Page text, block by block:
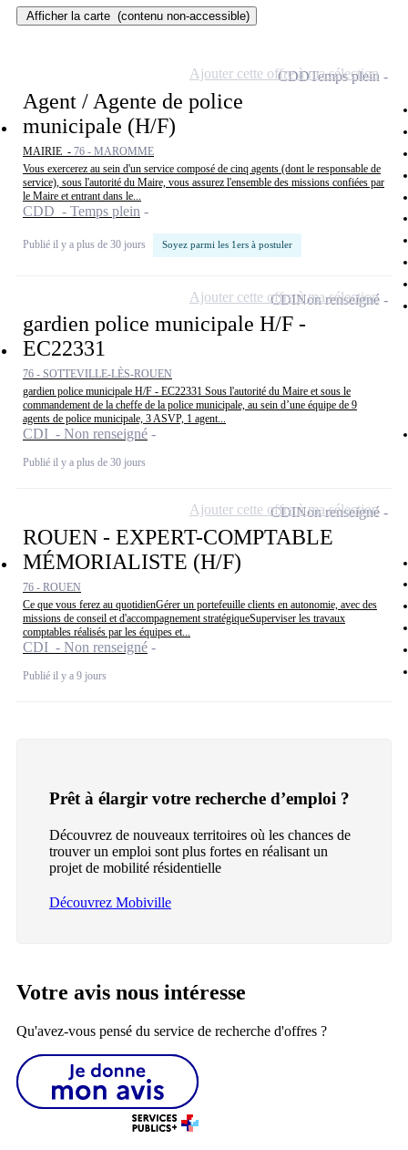
Afficher la carte (contenu non-accessible)
Agent / Agente de police
municipale (H/F)
MAIRIE - 76 - MAROMME
Vous exercerez au sein d'un service composé de cinq agents (dont le responsable de
service), sous l'autorité du Maire, vous assurez l'ensemble des missions confiées par
le Maire et entrant dans le...
CDD - Temps plein
Publié il y a plus de 30 jours Soyez parmi les 1ers à postuler
CDDTemps plein
Ajouter cette offre à ma sélection
gardien police municipale H/F -
EC22331
76 - SOTTEVILLE-LÈS-ROUEN
gardien police municipale H/F - EC22331 Sous l'autorité du Maire et sous le
commandement de la cheffe de la police municipale, au sein d’une équipe de 9
agents de police municipale, 3 ASVP, 1 agent...
CDI - Non renseigné
Publié il y a plus de 30 jours
CDINon renseigné
Ajouter cette offre à ma sélection
ROUEN - EXPERT-COMPTABLE
MÉMORIALISTE (H/F)
76 - ROUEN
Ce que vous ferez au quotidienGérer un portefeuille clients en autonomie, avec des
missions de conseil et d'accompagnement stratégiqueSuperviser les travaux
comptables réalisés par les équipes et...
CDI - Non renseigné
Publié il y a 9 jours
CDINon renseigné
Ajouter cette offre à ma sélection
Prêt à élargir votre recherche d’emploi ?
Découvrez de nouveaux territoires où les chances de
trouver un emploi sont plus fortes en réalisant un
projet de mobilité résidentielle
Découvrez Mobiville
Votre avis nous intéresse
Qu'avez-vous pensé du service de recherche d'offres ?